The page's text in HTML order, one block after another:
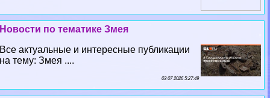
Новости по тематике Змея
Все актуальные и интересные публикации
на тему: Змея ....
03 07 2026 5:27:49